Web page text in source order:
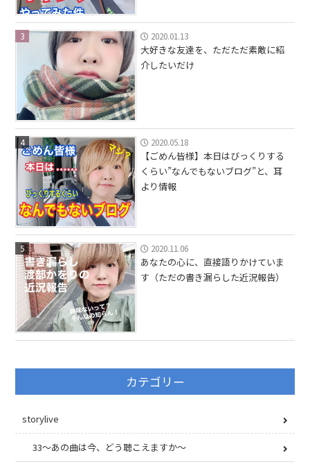
3 2020.01.13
大好きな友達を、ただただ素敵に紹
介したいだけ
4 2020.05.18
【ごめん皆様】本日はびっくりする
くらい”なんでもないブログ”と、耳
より情報
5 2020.11.06
あなたの心に、直接語りかけていま
す（ただの書き漏らした近況報告）
カテゴリー
storylive
33〜あの曲は今、どう聴こえますか〜